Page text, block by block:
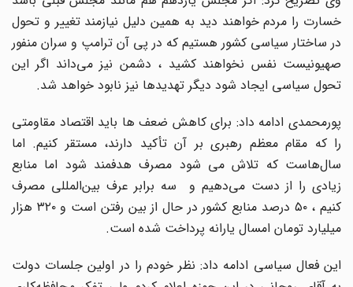
خسارت را مردم خواهند دید به همین دلیل نیازمند تغییر و تحول
در ساختار سیاسی کشور هستیم که در پی آن ترامپ و سران منفور
صهیونیست نفس نخواهند کشید ، دشمن نیز می‌داند اگر این
تحول سیاسی ایجاد شود دیگر تهدیدها نیز نابود خواهد شد.
پورمحمدی ادامه داد: برای کاهش ضعف ها باید اقتصاد مقاومتی
را که مقام معظم رهبری بر آن تأکید دارند، مستقر کنیم. اما
سال‌هاست که تلاش می شود مصرف هدفمند شود اما منابع
زیادی را از دست می‌دهیم و سه برابر عرف بین‌المللی مصرف
کنیم ، ۵۰ درصد منابع کشور در حال از بین رفتن است و ۳۲۰ هزار
میلیارد تومان امسال یارانه پرداخت شده است.
این فعال سیاسی ادامه داد: نظر خودم را در اولین جلسات دولت